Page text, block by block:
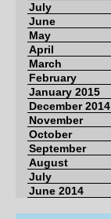
July
June
May
April
March
February
January 2015
December 2014
November
October
September
August
July
June 2014